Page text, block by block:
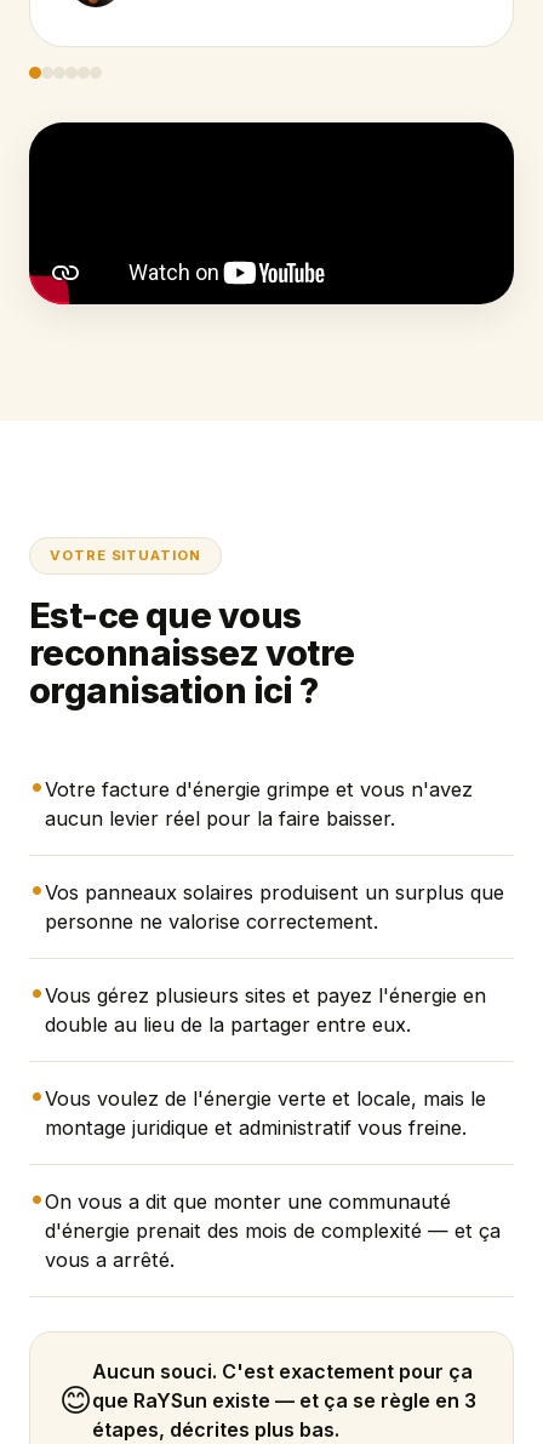
VOTRE SITUATION
Est-ce que vous
reconnaissez votre
organisation ici ?
•Votre facture d'énergie grimpe et vous n'avez
aucun levier réel pour la faire baisser.
•Vos panneaux solaires produisent un surplus que
personne ne valorise correctement.
•Vous gérez plusieurs sites et payez l'énergie en
double au lieu de la partager entre eux.
•Vous voulez de l'énergie verte et locale, mais le
montage juridique et administratif vous freine.
•On vous a dit que monter une communauté
d'énergie prenait des mois de complexité — et ça
vous a arrêté.
😊
Aucun souci. C'est exactement pour ça
que RaYSun existe — et ça se règle en 3
étapes, décrites plus bas.